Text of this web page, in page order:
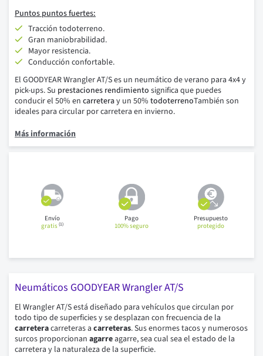
Puntos puntos fuertes:
Tracción todoterreno.
Gran maniobrabilidad.
Mayor resistencia.
Conducción confortable.
El GOODYEAR Wrangler AT/S es un neumático de verano para 4x4 y
pick-ups. Su prestaciones rendimiento significa que puedes
conducir el 50% en carreteray un 50% todoterrenoTambién son
ideales para circular por carretera en invierno.
Más información
Envío
gratis(1)
Pago
100% seguro
Presupuesto
protegido
Neumáticos GOODYEAR Wrangler AT/S
El Wrangler AT/S está diseñado para vehículos que circulan por
todo tipo de superficies y se desplazan con frecuencia de la
carreteracarreteras a carreteras. Sus enormes tacos y numerosos
surcos proporcionan agarreagarre, sea cual sea el estado de la
carretera y la naturaleza de la superficie.